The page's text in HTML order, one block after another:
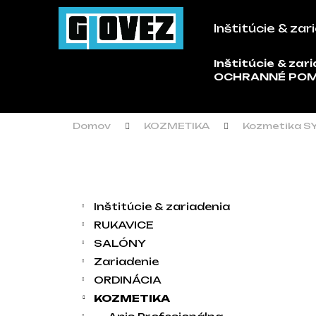
Prejsť na obsah
Inštitúcie &
Inštitúcie &
OCHRANNÉ
Domov KOZMETIKA Kozmetika
Inštitúcie & zariadenia
RUKAVICE
SALÓNY
Zariadenie
ORDINÁCIA
KOZMETIKA
Späť
Späť